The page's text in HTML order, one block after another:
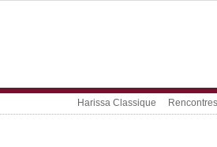
Harissa Classique Rencontres